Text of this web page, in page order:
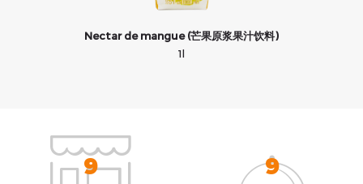
Nectar de mangue (芒果原浆果汁饮料)
1l
9 9